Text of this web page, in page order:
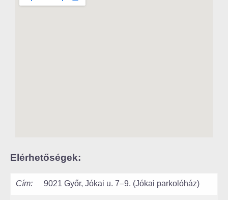
Elérhetőségek:
Cím: 9021 Győr, Jókai u. 7–9. (Jókai parkolóház)